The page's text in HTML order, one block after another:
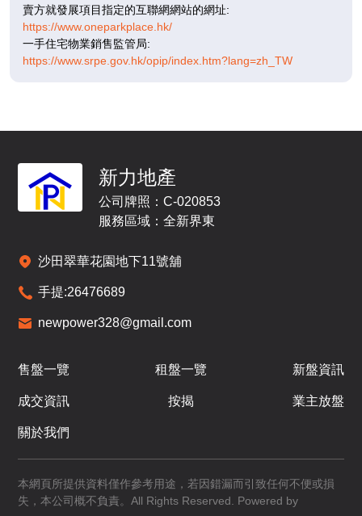
/
17
/
F
18
A1
578呎
A2
2房
2房
A1
3房(1套)
折
$1,111.37
萬
A2
已售
A3
3房(1套)
3房(1套)
$991.71萬
A2
2房
A3
2房
A1
578呎
A2
431呎
A3
431呎
賣方就發展項目指定的互聯網網站的網址:
https://www.oneparkplace.hk/
一手住宅物業銷售監管局:
https://www.srpe.gov.hk/opip/index.htm?lang=zh_TW
新力地產
公司牌照：C-020853
服務區域：全新界東
沙田翠華花園地下11號舖
手提:26476689
newpower328@gmail.com
售盤一覽 租盤一覽 新盤資訊
成交資訊 按揭 業主放盤
關於我們
本網頁所提供資料僅作參考用途，若因錯漏而引致任何不便或損
失，本公司概不負責。All Rights Reserved. Powered by